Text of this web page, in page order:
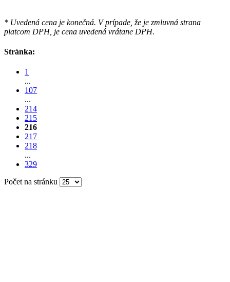
* Uvedená cena je konečná. V prípade, že je zmluvná strana
platcom DPH, je cena uvedená vrátane DPH.
Stránka:
1
...
107
...
214
215
216
217
218
...
329
Počet na stránku